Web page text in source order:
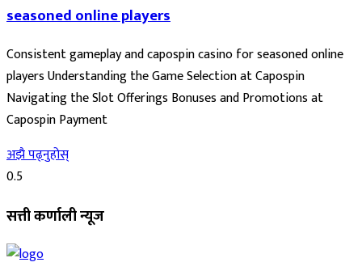
seasoned online players
Consistent gameplay and capospin casino for seasoned online
players Understanding the Game Selection at Capospin
Navigating the Slot Offerings Bonuses and Promotions at
Capospin Payment
अझै पढ्नुहोस्
सत्ती कर्णाली न्यूज